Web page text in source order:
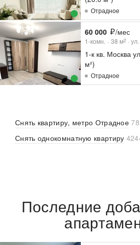
Отрадное
60 000 /мес
1-комн. 38 м2
1-к кв. Москва
м²)
Отрадное
Снять квартиру, метро Отрадное 78
Снять однокомнатную квартиру
Последние